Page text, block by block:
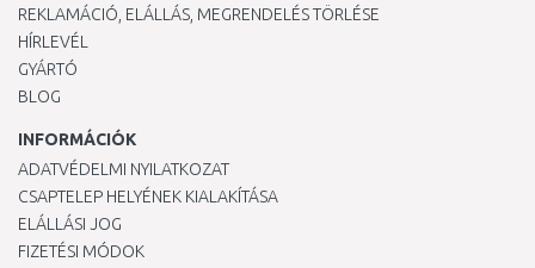
REKLAMÁCIÓ, ELÁLLÁS, MEGRENDELÉS TÖRLÉSE
HÍRLEVÉL
GYÁRTÓ
BLOG
INFORMÁCIÓK
ADATVÉDELMI NYILATKOZAT
CSAPTELEP HELYÉNEK KIALAKÍTÁSA
ELÁLLÁSI JOG
FIZETÉSI MÓDOK